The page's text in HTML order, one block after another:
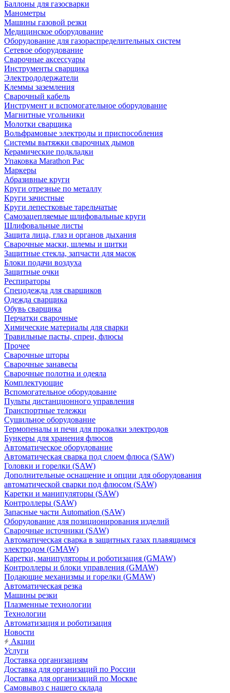
Баллоны для газосварки
Манометры
Машины газовой резки
Медицинское оборудование
Оборудование для газораспределительных систем
Сетевое оборудование
Сварочные аксессуары
Инструменты сварщика
Электрододержатели
Клеммы заземления
Сварочный кабель
Инструмент и вспомогательное оборудование
Магнитные угольники
Молотки сварщика
Вольфрамовые электроды и приспособления
Системы вытяжки сварочных дымов
Керамические подкладки
Упаковка Marathon Pac
Маркеры
Абразивные круги
Круги отрезные по металлу
Круги зачистные
Круги лепестковые тарельчатые
Самозацепляемые шлифовальные круги
Шлифовальные листы
Защита лица, глаз и органов дыхания
Сварочные маски, шлемы и щитки
Защитные стекла, запчасти для масок
Блоки подачи воздуха
Защитные очки
Респираторы
Спецодежда для сварщиков
Одежда сварщика
Обувь сварщика
Перчатки сварочные
Химические материалы для сварки
Травильные пасты, спреи, флюсы
Прочее
Сварочные шторы
Сварочные занавесы
Сварочные полотна и одеяла
Комплектующие
Вспомогательное оборудование
Пульты дистанционного управления
Транспортные тележки
Сушильное оборудование
Термопеналы и печи для прокалки электродов
Бункеры для хранения флюсов
Автоматическое оборудование
Автоматическая сварка под слоем флюса (SAW)
Головки и горелки (SAW)
Дополнительные оснащение и опции для оборудования
автоматической сварки под флюсом (SAW)
Каретки и манипуляторы (SAW)
Контроллеры (SAW)
Запасные части Automation (SAW)
Оборудование для позиционирования изделий
Сварочные источники (SAW)
Автоматическая сварка в защитных газах плавящимся
электродом (GMAW)
Каретки, манипуляторы и роботизация (GMAW)
Контроллеры и блоки управления (GMAW)
Подающие механизмы и горелки (GMAW)
Автоматическая резка
Машины резки
Плазменные технологии
Технологии
Автоматизация и роботизация
Новости
Акции
Услуги
Доставка организациям
Доставка для организаций по России
Доставка для организаций по Москве
Самовывоз с нашего склада